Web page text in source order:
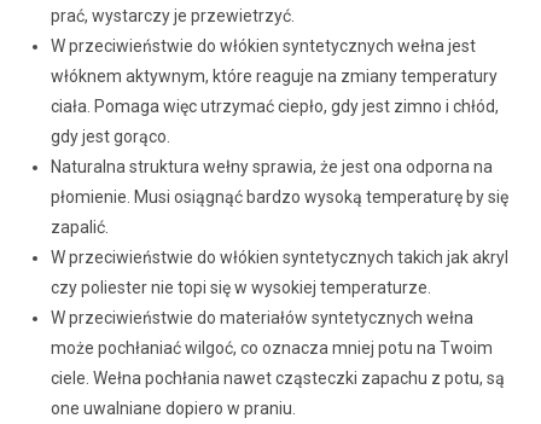
prać, wystarczy je przewietrzyć.
W przeciwieństwie do włókien syntetycznych wełna jest
włóknem aktywnym, które reaguje na zmiany temperatury
ciała. Pomaga więc utrzymać ciepło, gdy jest zimno i chłód,
gdy jest gorąco.
Naturalna struktura wełny sprawia, że jest ona odporna na
płomienie. Musi osiągnąć bardzo wysoką temperaturę by się
zapalić.
W przeciwieństwie do włókien syntetycznych takich jak akryl
czy poliester nie topi się w wysokiej temperaturze.
W przeciwieństwie do materiałów syntetycznych wełna
może pochłaniać wilgoć, co oznacza mniej potu na Twoim
ciele. Wełna pochłania nawet cząsteczki zapachu z potu, są
one uwalniane dopiero w praniu.